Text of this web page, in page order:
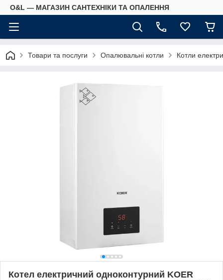
O&L — МАГАЗИН САНТЕХНІКИ ТА ОПАЛЕННЯ
Товари та послуги Опалювальні котли Котли
Котел електричний одноконтурний KOER